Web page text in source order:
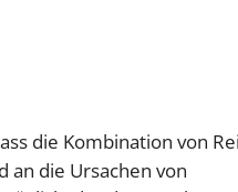
die Kombination von
an die Ursachen von